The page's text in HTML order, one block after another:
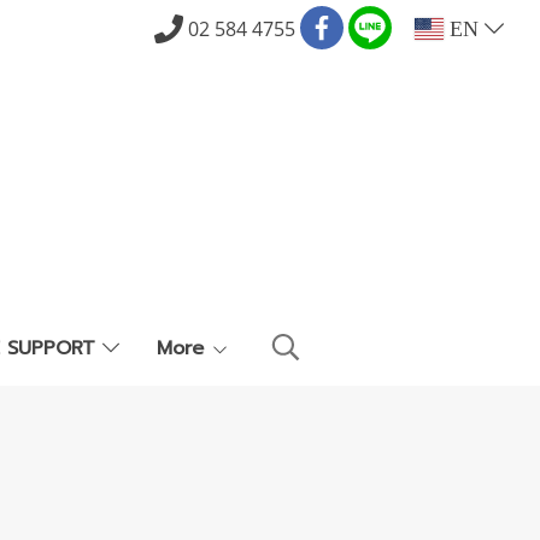
02 584 4755 EN
SUPPORT More